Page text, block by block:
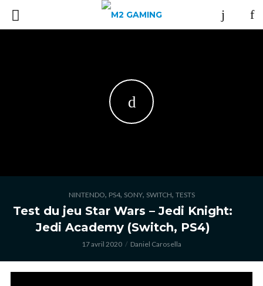
NINTENDO, PS4, SONY, SWITCH, TESTS
Test du jeu Star Wars – Jedi Knight:
Jedi Academy (Switch, PS4)
17 avril 2020 Daniel Carosella